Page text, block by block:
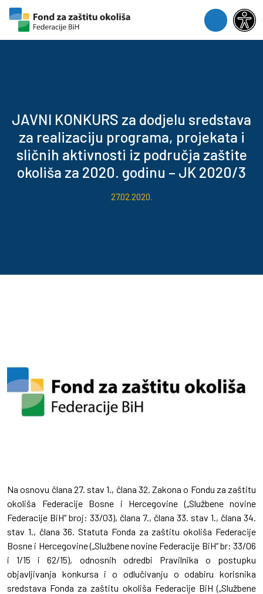
Skip to content
Skip to footer
Menu
JAVNI KONKURS za dodjelu sredstava
za realizaciju programa, projekata i
sličnih aktivnosti iz područja zaštite
okoliša za 2020. godinu – JK 2020/3
27.02.2020.
Na osnovu člana 27. stav 1., člana 32. Zakona o Fondu za zaštitu
okoliša Federacije Bosne i Hercegovine („Službene novine
Federacije BiH“ broj: 33/03), člana 7., člana 33. stav 1., člana 34.
stav 1., člana 36. Statuta Fonda za zaštitu okoliša Federacije
Bosne i Hercegovine („Službene novine Federacije BiH“ br: 33/06
i 1/15 i 62/15), odnosnih odredbi Pravilnika o postupku
objavljivanja konkursa i o odlučivanju o odabiru korisnika
sredstava Fonda za zaštitu okoliša Federacije BiH („Službene